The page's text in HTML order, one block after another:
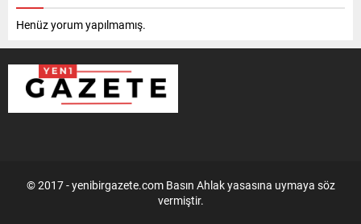
Henüz yorum yapılmamış.
© 2017 - yenibirgazete.com Basın Ahlak yasasına uymaya söz
vermiştir.